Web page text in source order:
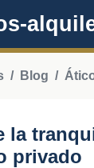
Blog
la
privado